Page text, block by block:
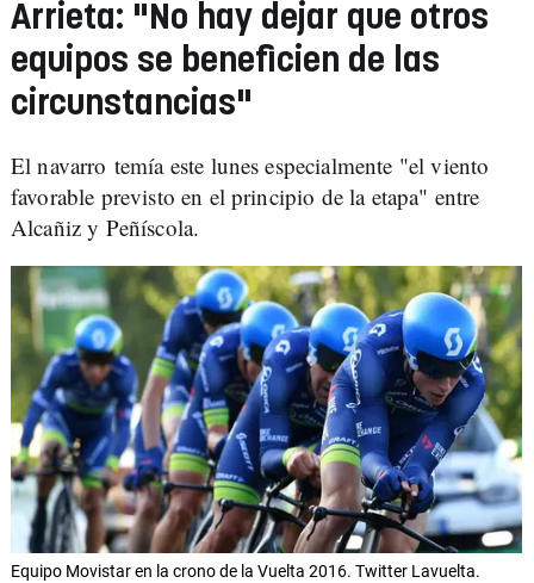
Arrieta: "No hay dejar que otros
equipos se beneficien de las
circunstancias"
El navarro temía este lunes especialmente "el viento
favorable previsto en el principio de la etapa" entre
Alcañiz y Peñíscola.
Equipo Movistar en la crono de la Vuelta 2016. Twitter Lavuelta.